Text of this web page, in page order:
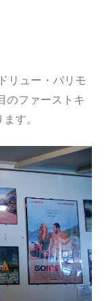
リュー・バリモ
のファーストキ
す。